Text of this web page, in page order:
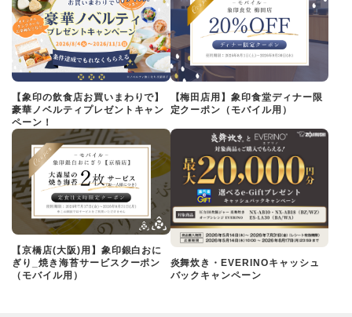
【象印の飲食店お買いまわりで】
豪華ノベルティプレゼントキャン
ペーン！
【梅田店用】象印食堂ディナー限
定クーポン（モバイル用）
【京橋店(大阪)用】象印銀白おに
ぎり_焼き海苔サービスクーポン
（モバイル用）
炎舞炊き・EVERINOキャッシュ
バックキャンペーン